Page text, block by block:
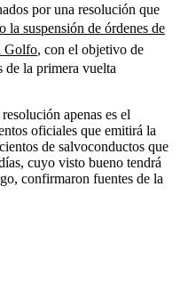
por una resolución que
la suspensión de órdenes de
Golfo, con el objetivo de
la primera vuelta
apenas es el
oficiales que emitirá la
de salvoconductos que
cuyo visto bueno tendrá
confirmaron fuentes de la